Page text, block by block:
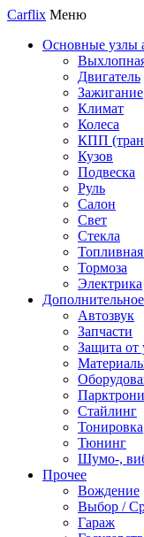
Carflix Меню
Основные узлы
Двигатель
Зажигание
Климат
Колеса
КПП
Кузов
Подвеска
Руль
Салон
Свет
Стекла
Тормоза
Электрика
Автозвук
Запчасти
Защита от
Стайлинг
Тонировка
Тюнинг
Шумо-,
Прочее
Вождение
Выбор /
Гараж